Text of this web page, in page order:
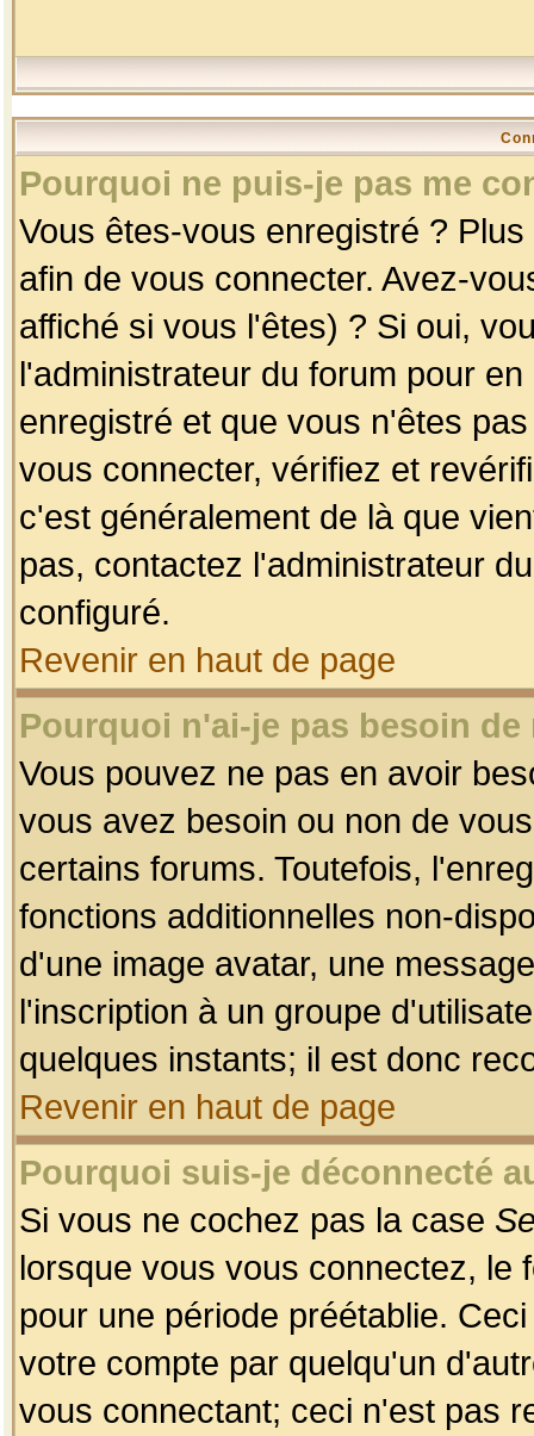
Pourquoi ne puis-je pas me
Vous êtes-vous enregistré ?
afin de vous connecter. Avez-
affiché si vous l'êtes) ? Si oui,
l'administrateur du forum pour
enregistré et que vous n'êtes
vous connecter, vérifiez et
c'est généralement de là que
pas, contactez l'administrateur
configuré.
Revenir en haut de page
Pourquoi n'ai-je pas besoin
Vous pouvez ne pas en avoir
vous avez besoin ou non de
certains forums. Toutefois,
fonctions additionnelles non-
d'une image avatar, une
l'inscription à un groupe
quelques instants; il est donc
Revenir en haut de page
Pourquoi suis-je déconnecté
Si vous ne cochez pas la case
lorsque vous vous connectez, le
pour une période préétablie.
votre compte par quelqu'un
vous connectant; ceci n'est pas